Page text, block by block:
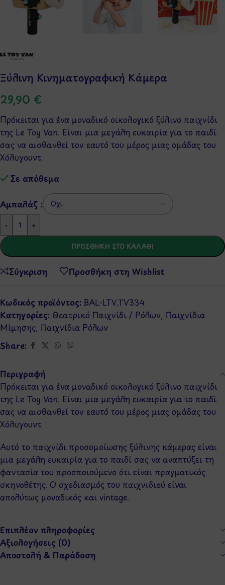
Ξύλινη Κινηματογραφική Κάμερα
29,90 €
Πρόκειται για ένα μοναδικό οικολογικό ξύλινο παιχνίδι
της Le Toy Van. Είναι μια μεγάλη ευκαιρία για το παιδί
σας να αισθανθεί τον εαυτό του μέρος μιας ομάδας του
Χόλυγουντ.
Σε απόθεμα
Αμπαλάζ :
-
+
ΠΡΟΣΘΉΚΗ ΣΤΟ ΚΑΛΆΘΙ
Σύγκριση Προσθήκη στη Wishlist
Κωδικός προϊόντος: ΒAL-LTV.TV334
Κατηγορίες: Θεατρικό Παιχνίδι / Ρόλων, Παιχνίδια
Μίμησης, Παιχνίδια Ρόλων
Share:
Περιγραφή
Πρόκειται για ένα μοναδικό οικολογικό ξύλινο παιχνίδι
της Le Toy Van. Είναι μια μεγάλη ευκαιρία για το παιδί
σας να αισθανθεί τον εαυτό του μέρος μιας ομάδας του
Χόλυγουντ.
Αυτό το παιχνίδι προσομοίωσης ξύλινης κάμερας είναι
μια μεγάλη ευκαιρία για το παιδί σας να αναπτύξει τη
φαντασία του προσποιούμενο ότι είναι πραγματικός
σκηνοθέτης. Ο σχεδιασμός του παιχνιδιού είναι
απολύτως μοναδικός και vintage.
Επιπλέον πληροφορίες
Αξιολογήσεις (0)
Αποστολή & Παράδοση